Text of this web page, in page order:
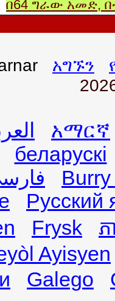
በ64 ግራው አመድ,
አግኙን
አማርኛ
беларускі
Русский
Frysk
ភ
Ayisyen
Galego